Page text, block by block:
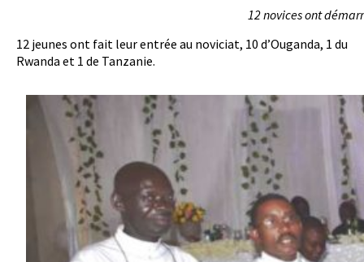
12 novices ont
12 jeunes ont fait leur entrée au noviciat, 10 d’Ouganda, 1 du
Rwanda et 1 de Tanzanie.